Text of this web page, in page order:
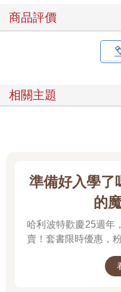
商品評價
相關主題
準備好入學了
的
哈利波特歡慶25週年
賣！套書限時優惠，